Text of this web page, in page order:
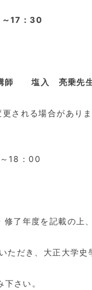
～17 ：30
入 亮乗先
場合がありま
～ 18 ：00
年度を記載の上、
き、大正大学史
さい。